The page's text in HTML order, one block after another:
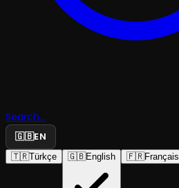
Search...
🇬🇧EN
🇹🇷Türkçe 🇬🇧English 🇫🇷Français